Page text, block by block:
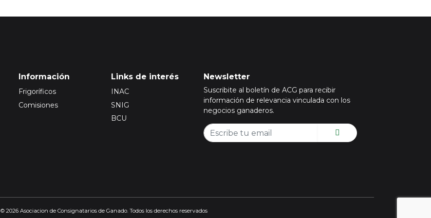
Información
Frigoríficos
Comisiones
Links de interés
INAC
SNIG
BCU
Newsletter
Suscribite al boletín de ACG para recibir
información de relevancia vinculada con los
negocios ganaderos.
© 2026 Asociacion de Consignatarios de Ganado. Todos los derechos reservados